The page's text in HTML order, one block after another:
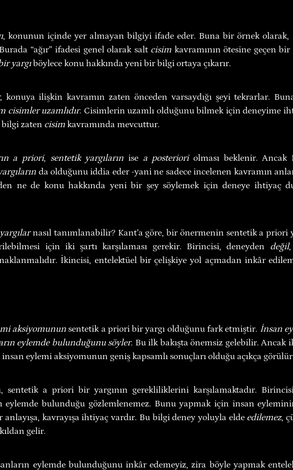
, konunun içinde yer almayan bilgiyi ifade eder. Buna bir örnek olarak,
“ağır” ifadesi genel olarak salt cisim kavramının ötesine geçen
yargı böylece konu hakkında yeni bir bilgi ortaya çıkarır.
, konuya ilişkin kavramın zaten önceden varsaydığı şeyi tekrarlar.
cisimler uzamlıdır. Cisimlerin uzamlı olduğunu bilmek için deneyime
zaten cisim kavramında mevcuttur.
a priori, sentetik yargıların ise a posteriori
da olduğunu iddia eder -yani ne sadece incelenen kavramın
ne de konu hakkında yeni bir şey söylemek için deneye ihtiyaç
nasıl tanımlanabilir? Kant’a göre, bir önermenin sentetik a priori
için iki şartı karşılaması gerekir. Birincisi, deneyden değil,
İkincisi, entelektüel bir çelişkiye yol açmadan inkâr
aksiyomunun sentetik a priori bir yargı olduğunu fark etmiştir. İnsan
eylemde bulunduğunu söyler. Bu ilk bakışta önemsiz gelebilir. Ancak
insan eylemi aksiyomunun geniş kapsamlı sonuçları olduğu açıkça
sentetik a priori bir yargının gerekliliklerini karşılamaktadır.
eylemde bulunduğu gözlemlenemez. Bunu yapmak için insan
kavrayışa ihtiyaç vardır. Bu bilgi deney yoluyla elde edilemez,
gelir.
eylemde bulunduğunu inkâr edemeyiz, zira böyle yapmak